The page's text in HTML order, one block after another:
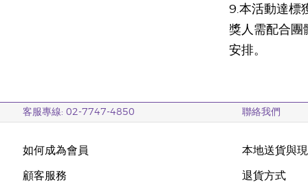
9.本活動達標
獎人需配合團
安排。
客服專線: 02-7747-4850 聯絡我們
如何成為會員
顧客服務
本地送貨與
退貨方式